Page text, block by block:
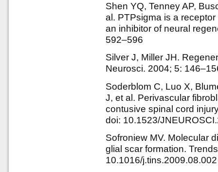
Shen YQ, Tenney AP,
al. PTPsigma is a
an inhibitor of neural
592–596
Silver J, Miller JH.
Neurosci. 2004; 5:
Soderblom C, Luo X,
J, et al. Perivascular
contusive spinal cord
doi: 10.1523/
Sofroniew MV. Molecular
glial scar formation.
10.1016/j.tins.2009.08.002